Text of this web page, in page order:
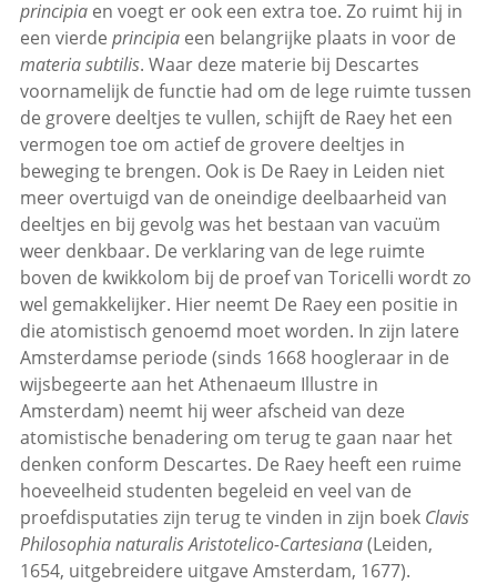
principiaen voegt er ook een extra toe. Zo ruimt hij in
een vierde principiaeen belangrijke plaats in voor de
materia subtilis. Waar deze materie bij Descartes
voornamelijk de functie had om de lege ruimte tussen
de grovere deeltjes te vullen, schijft de Raey het een
vermogen toe om actief de grovere deeltjes in
beweging te brengen. Ook is De Raey in Leiden niet
meer overtuigd van de oneindige deelbaarheid van
deeltjes en bij gevolg was het bestaan van vacuüm
weer denkbaar. De verklaring van de lege ruimte
boven de kwikkolom bij de proef van Toricelli wordt zo
wel gemakkelijker. Hier neemt De Raey een positie in
die atomistisch genoemd moet worden. In zijn latere
Amsterdamse periode (sinds 1668 hoogleraar in de
wijsbegeerte aan het Athenaeum Illustre in
Amsterdam) neemt hij weer afscheid van deze
atomistische benadering om terug te gaan naar het
denken conform Descartes. De Raey heeft een ruime
hoeveelheid studenten begeleid en veel van de
proefdisputaties zijn terug te vinden in zijn boek Clavis
Philosophia naturalis Aristotelico-Cartesiana(Leiden,
1654, uitgebreidere uitgave Amsterdam, 1677).